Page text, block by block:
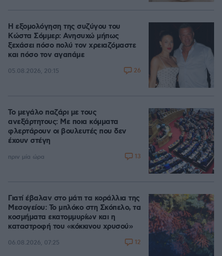
Η εξομολόγηση της συζύγου του
Κώστα Σόμμερ: Ανησυχώ μήπως
ξεχάσει πόσο πολύ τον χρειαζόμαστε
και πόσο τον αγαπάμε
05.08.2026, 20:15 26
Το μεγάλο παζάρι με τους
ανεξάρτητους: Με ποια κόμματα
φλερτάρουν οι βουλευτές που δεν
έχουν στέγη
πριν μία ώρα 13
Γιατί έβαλαν στο μάτι τα κοράλλια της
Μεσογείου: Το μπλόκο στη Σκόπελο, τα
κοσμήματα εκατομμυρίων και η
καταστροφή του «κόκκινου χρυσού»
06.08.2026, 07:25 12